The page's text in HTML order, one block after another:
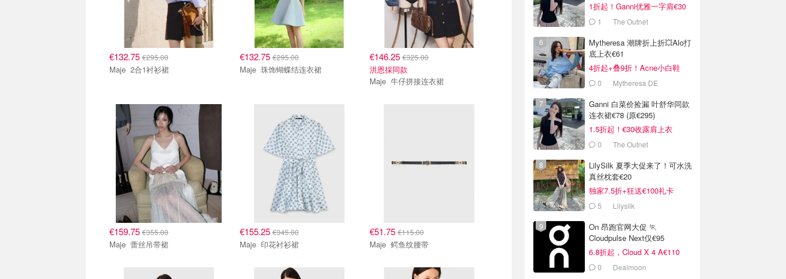
€132.75 €295.00
Maje 2合1衬衫裙
€132.75€295.00
Maje 珠饰蝴蝶结连衣裙
€146.25 €325.00
洪恩採同款
Maje 牛仔拼接连衣裙
€159.75 €355.00
Maje 蕾丝吊带裙
€155.25€345.00
Maje 印花衬衫裙
€51.75 €115.00
Maje 鳄鱼纹腰带
1折起！Ganni优雅一字肩€30
1 The Outnet
Mytheresa 潮牌折上折💥Alo打
底上衣€61
4折起+叠9折！Acne小白鞋
€2640 Mytheresa DE
Ganni 白菜价捡漏 叶舒华同款
连衣裙€78 (原€295)
1.5折起！€30收露肩上衣
0 The Outnet
LilySilk 夏季大促来了！可水洗
真丝枕套€20
独家7.5折+狂送€100礼卡
5 Lilysilk
On 昂跑官网大促 🏃
Cloudpulse Next仅€95
6.8折起，Cloud X 4 A€110
0 Dealmoon